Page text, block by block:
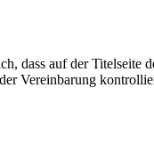
dass auf der Titelseite
Vereinbarung